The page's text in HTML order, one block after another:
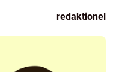
redaktionel